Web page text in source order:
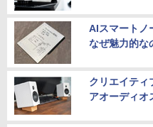
AIスマートノ
なぜ魅力的な
クリエイティ
アオーディオ